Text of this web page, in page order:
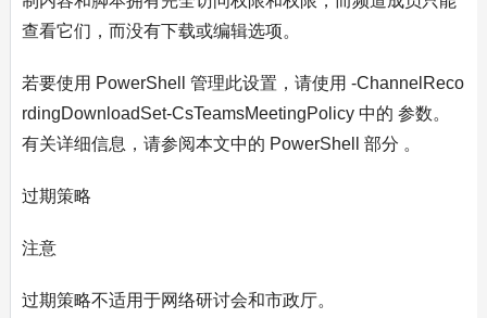
查看它们，而没有下载或编辑选项。
若要使用 PowerShell 管理此设置，请使用 -ChannelReco
rdingDownloadSet-CsTeamsMeetingPolicy 中的 参数。
有关详细信息，请参阅本文中的 PowerShell 部分 。
过期策略
注意
过期策略不适用于网络研讨会和市政厅。